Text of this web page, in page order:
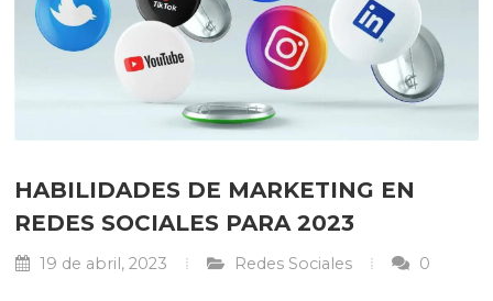
HABILIDADES DE MARKETING EN
REDES SOCIALES PARA 2023
19 de abril, 2023 Redes Sociales 0